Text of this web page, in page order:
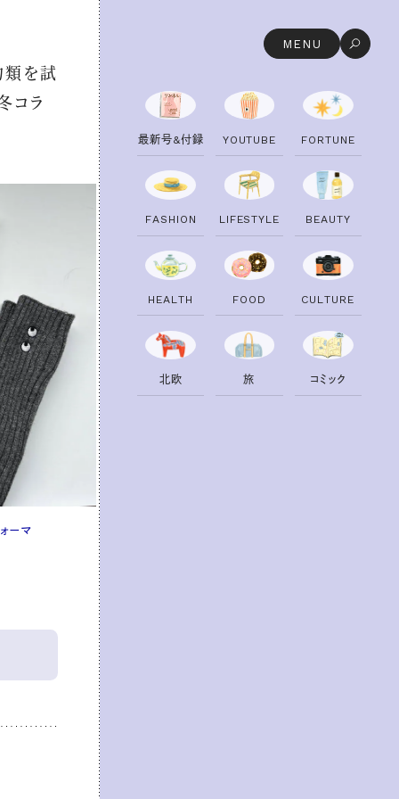
MENU
類を試
コラ
ーマ
最新号&付録 YO UTU B E FO RTU N E
FAS H I O N LI FESTYLE B EAUTY
H EALTH FO O D CU LTU RE
北欧 旅 コ ミ ック